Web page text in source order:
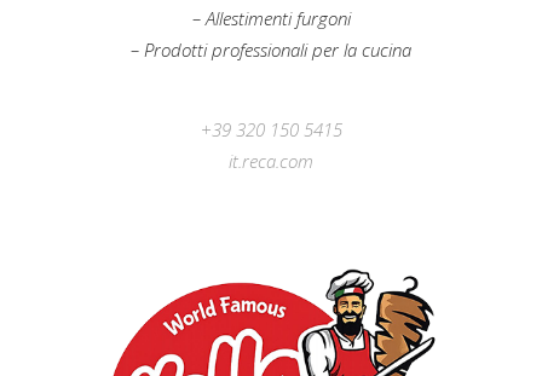
– Allestimenti furgoni
– Prodotti professionali per la cucina
+39 320 150 5415
it.reca.com